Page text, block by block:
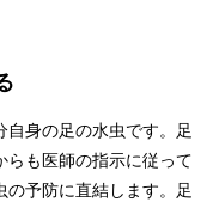
身の足の水虫です。足
らも医師の指示に従って
予防に直結します。足